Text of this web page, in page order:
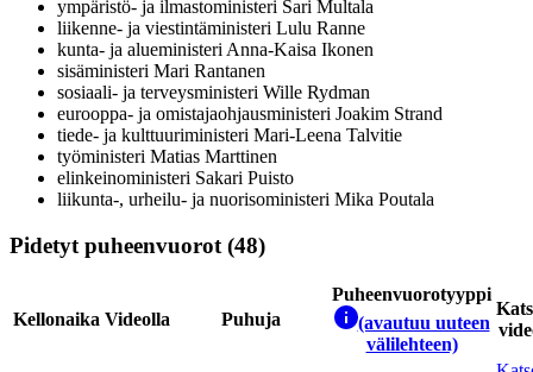
ympäristö- ja ilmastoministeri Sari Multala
liikenne- ja viestintäministeri Lulu Ranne
kunta- ja alueministeri Anna-Kaisa Ikonen
sisäministeri Mari Rantanen
sosiaali- ja terveysministeri Wille Rydman
eurooppa- ja omistajaohjausministeri Joakim Strand
tiede- ja kulttuuriministeri Mari-Leena Talvitie
työministeri Matias Marttinen
elinkeinoministeri Sakari Puisto
liikunta-, urheilu- ja nuorisoministeri Mika Poutala
Pidetyt puheenvuorot (48)
Kellonaika Videolla Puhuja
Puheenvuorotyyppi
(avautuu uuteen
välilehteen)